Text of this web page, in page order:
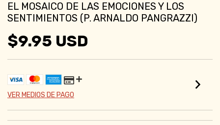
EL MOSAICO DE LAS EMOCIONES Y LOS
SENTIMIENTOS (P. ARNALDO PANGRAZZI)
$9.95 USD
VER MEDIOS DE PAGO